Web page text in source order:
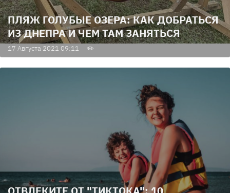
ПЛЯЖ ГОЛУБЫЕ ОЗЕРА: КАК ДОБРАТЬСЯ
ИЗ ДНЕПРА И ЧЕМ ТАМ ЗАНЯТЬСЯ
17 Августа 2021 09:11